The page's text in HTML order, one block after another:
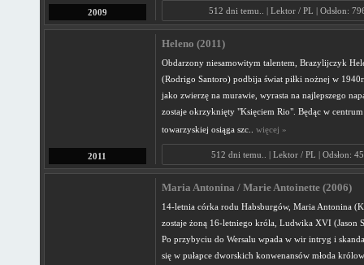
2009 512 dni temu.. | Lektor / PL | Odsłon:
2011
Heleno (2011)
Obdarzony niesamowitym talentem, Brazylijczyk
(Rodrigo Santoro) podbija świat piłki nożnej w
jako zwierzę na murawie, wyrasta na najlepszego
zostaje okrzyknięty "Księciem Rio". Będąc w
towarzyskiej osiąga szc.. więcej »
512 dni temu.. | Lektor / PL | Odsłon:
Maria Antonina / Marie Antoinette (2006)
14-letnia córka rodu Habsburgów, Maria Antonina
zostaje żoną 16-letniego króla, Ludwika XVI (Jason
Po przybyciu do Wersalu wpada w wir intryg i
się w pułapce dworskich konwenansów młoda